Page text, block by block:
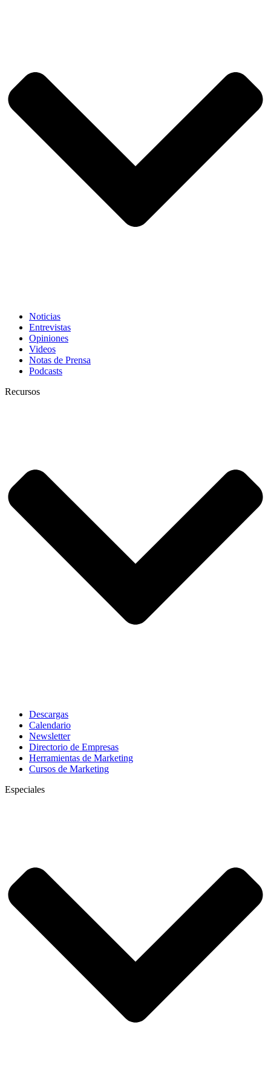
Noticias
Entrevistas
Opiniones
Videos
Notas de Prensa
Podcasts
Recursos
Descargas
Calendario
Newsletter
Directorio de Empresas
Herramientas de Marketing
Cursos de Marketing
Especiales